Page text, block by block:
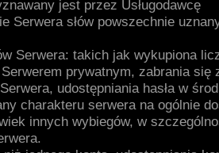
jest przez Usługodawcę
Serwera słów powszechnie
Serwera: takich jak wykupiona
prywatnym, zabrania się
udostępniania hasła w
charakteru serwera na ogólnie
innych wybiegów, w